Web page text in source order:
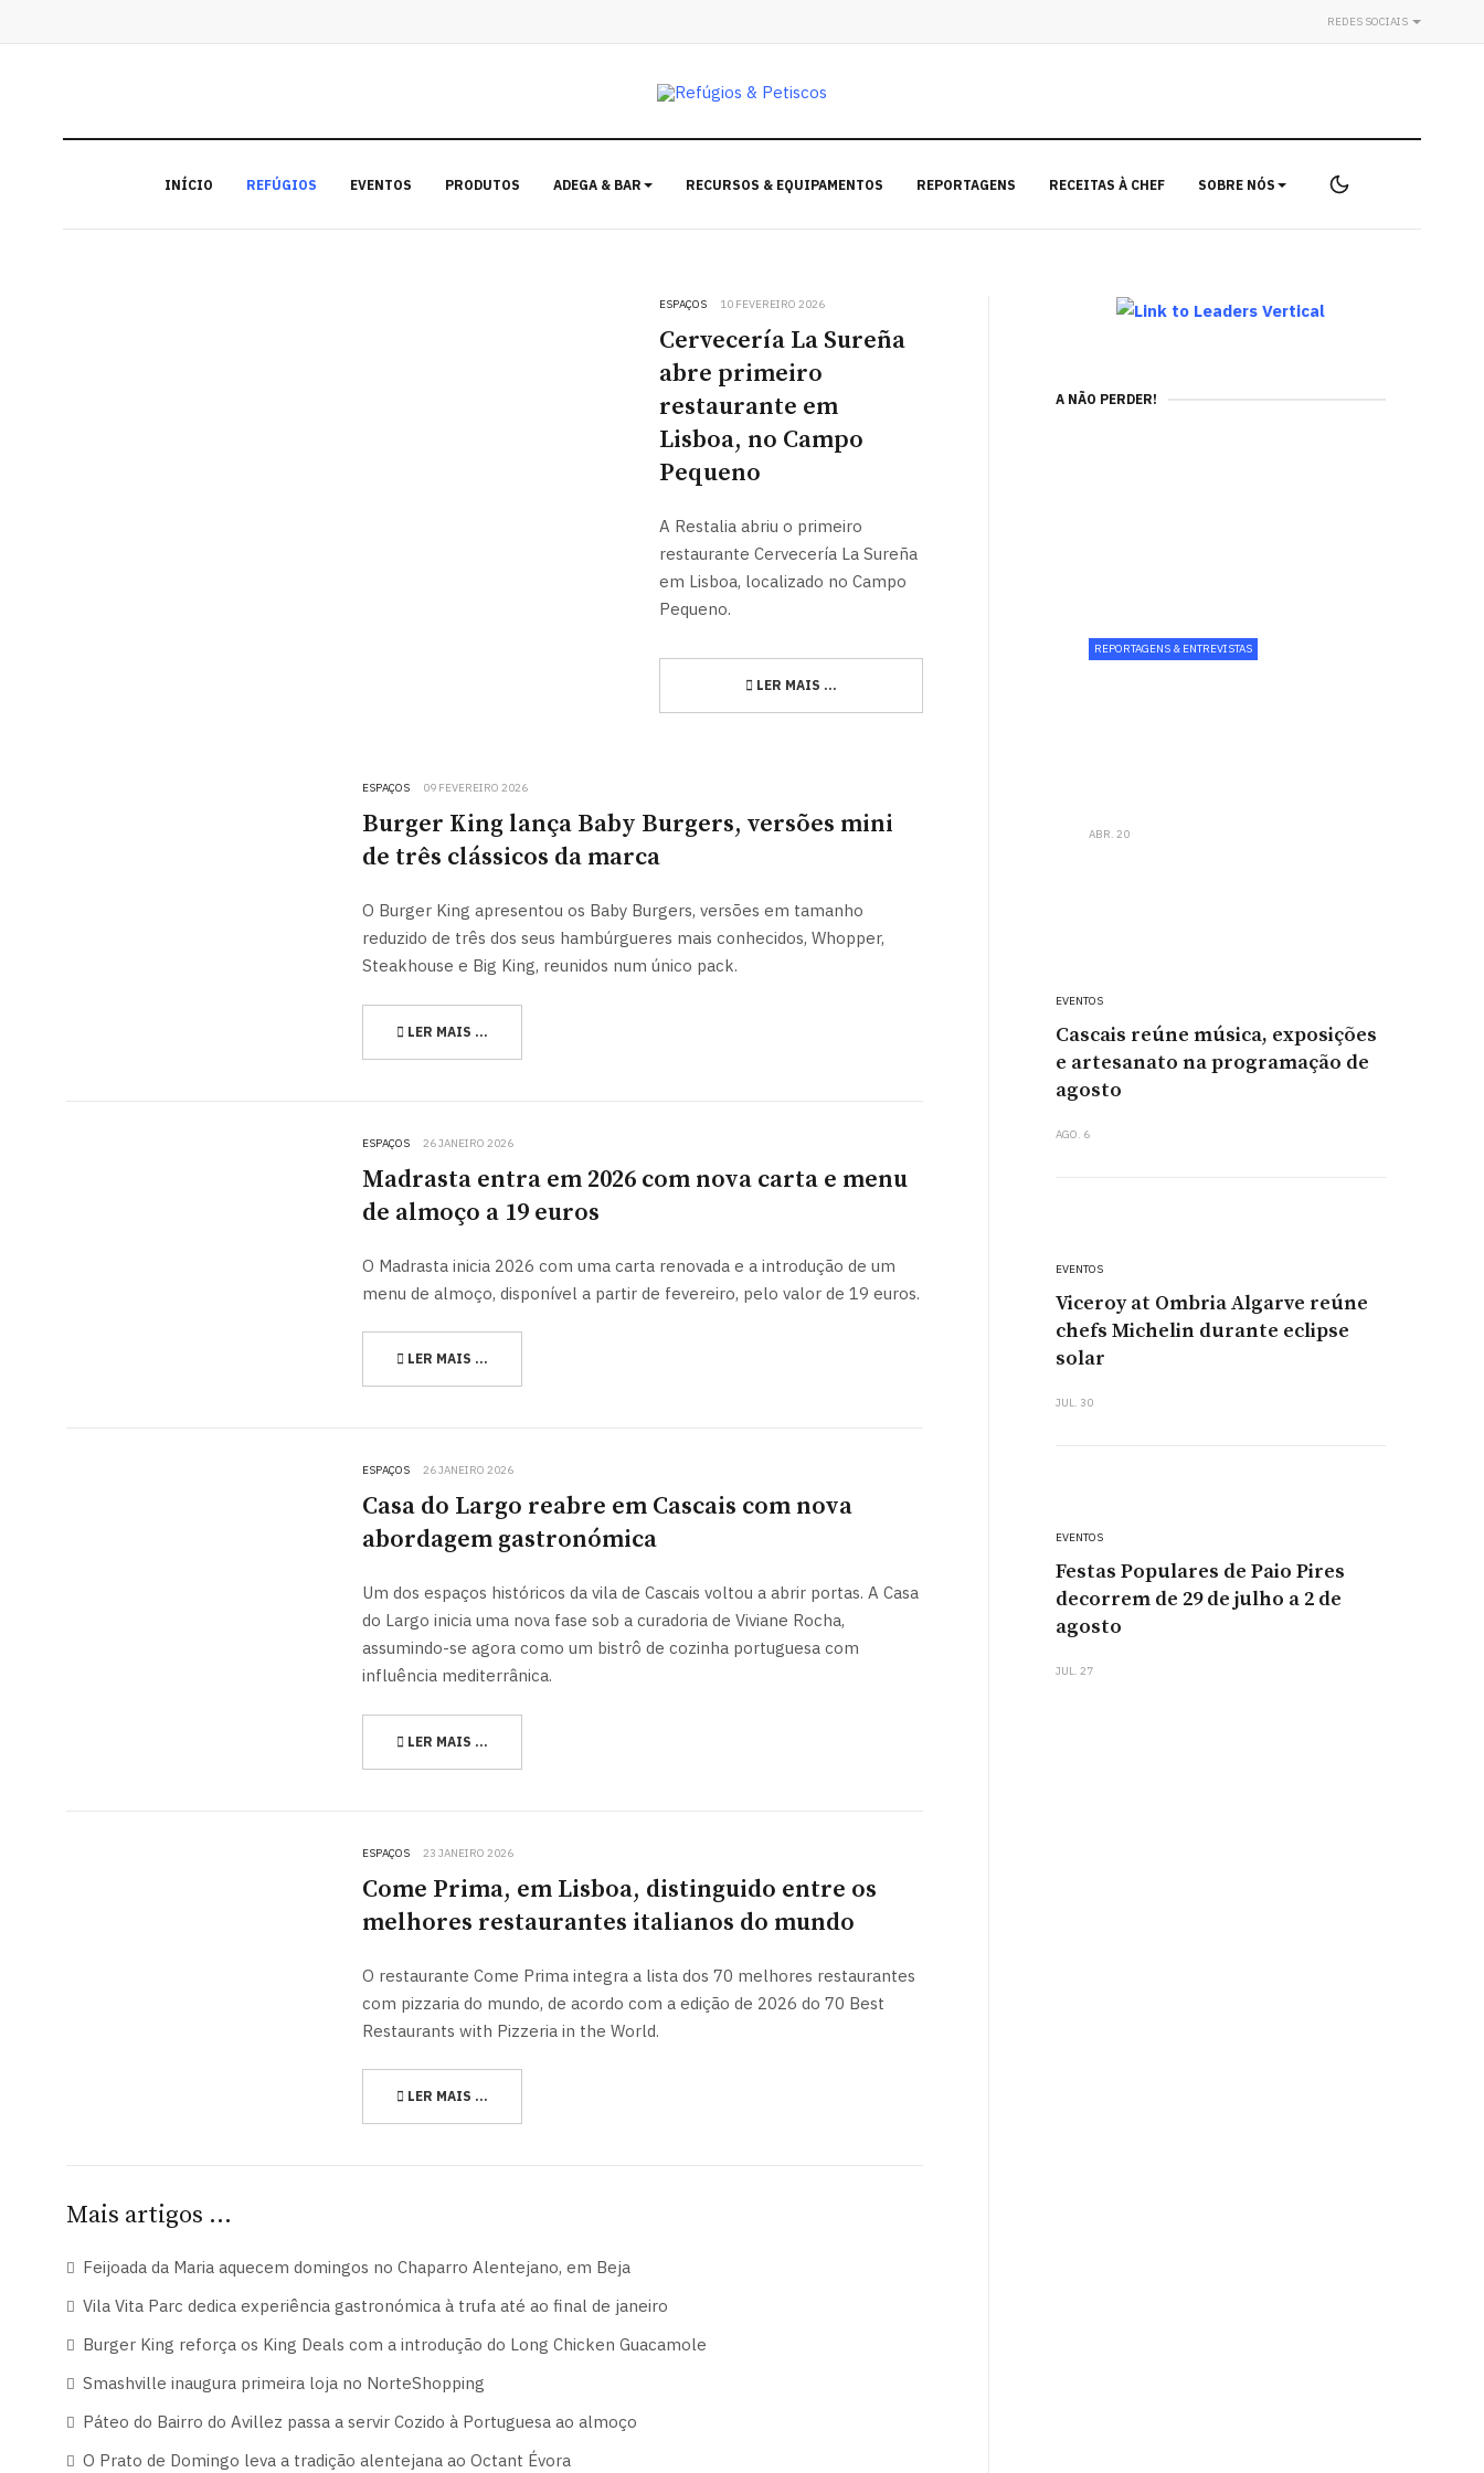
REDES SOCIAIS
INÍCIO REFÚGIOS EVENTOS PRODUTOS ADEGA & BAR RECURSOS & EQUIPAMENTOS REPORTAGENS RECEITAS À CHEF SOBRE NÓS
ESPAÇOS 10 FEVEREIRO 2026
Cervecería La Sureña
abre primeiro
restaurante em
Lisboa, no Campo
Pequeno
A Restalia abriu o primeiro
restaurante Cervecería La Sureña
em Lisboa, localizado no Campo
Pequeno.
LER MAIS …
ESPAÇOS 09 FEVEREIRO 2026
Burger King lança Baby Burgers, versões mini
de três clássicos da marca
O Burger King apresentou os Baby Burgers, versões em tamanho
reduzido de três dos seus hambúrgueres mais conhecidos, Whopper,
Steakhouse e Big King, reunidos num único pack.
LER MAIS …
ESPAÇOS 26 JANEIRO 2026
Madrasta entra em 2026 com nova carta e menu
de almoço a 19 euros
O Madrasta inicia 2026 com uma carta renovada e a introdução de um
menu de almoço, disponível a partir de fevereiro, pelo valor de 19 euros.
LER MAIS …
ESPAÇOS 26 JANEIRO 2026
Casa do Largo reabre em Cascais com nova
abordagem gastronómica
Um dos espaços históricos da vila de Cascais voltou a abrir portas. A Casa
do Largo inicia uma nova fase sob a curadoria de Viviane Rocha,
assumindo-se agora como um bistrô de cozinha portuguesa com
influência mediterrânica.
LER MAIS …
ESPAÇOS 23 JANEIRO 2026
Come Prima, em Lisboa, distinguido entre os
melhores restaurantes italianos do mundo
O restaurante Come Prima integra a lista dos 70 melhores restaurantes
com pizzaria do mundo, de acordo com a edição de 2026 do 70 Best
Restaurants with Pizzeria in the World.
LER MAIS …
Mais artigos …
Feijoada da Maria aquecem domingos no Chaparro Alentejano, em Beja
Vila Vita Parc dedica experiência gastronómica à trufa até ao final de janeiro
Burger King reforça os King Deals com a introdução do Long Chicken Guacamole
Smashville inaugura primeira loja no NorteShopping
Páteo do Bairro do Avillez passa a servir Cozido à Portuguesa ao almoço
O Prato de Domingo leva a tradição alentejana ao Octant Évora
A NÃO PERDER!
REPORTAGENS & ENTREVISTAS
ABR. 20
EVENTOS
Cascais reúne música, exposições
e artesanato na programação de
agosto
AGO. 6
EVENTOS
Viceroy at Ombria Algarve reúne
chefs Michelin durante eclipse
solar
JUL. 30
EVENTOS
Festas Populares de Paio Pires
decorrem de 29 de julho a 2 de
agosto
JUL. 27